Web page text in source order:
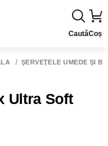
CautăCoș
ŞERVEŢELE UMEDE ŞI
Ultra Soft